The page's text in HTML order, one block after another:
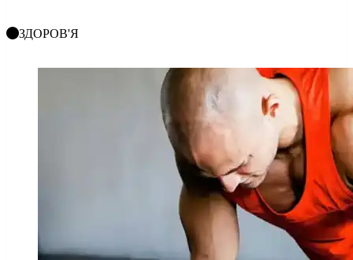
ЗДОРОВ'Я